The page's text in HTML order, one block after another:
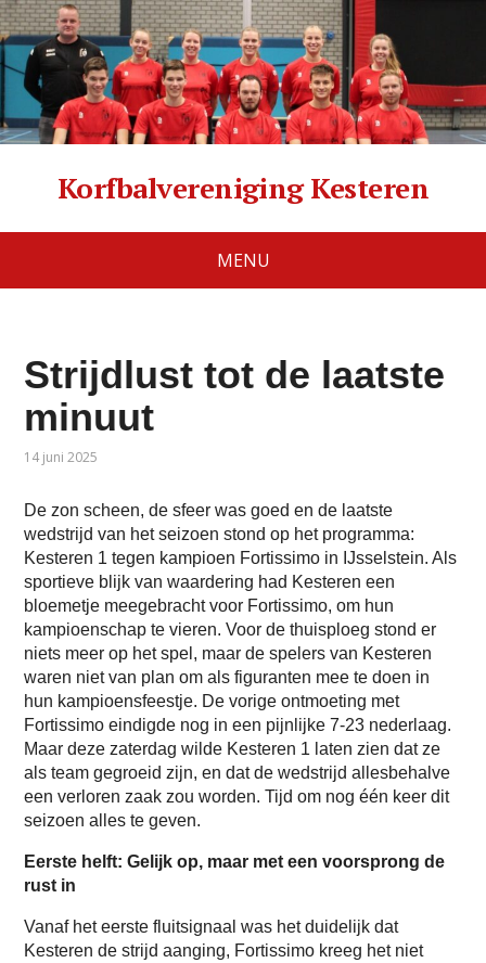
Korfbalvereniging Kesteren
MENU
Strijdlust tot de laatste
minuut
14 juni 2025
De zon scheen, de sfeer was goed en de laatste
wedstrijd van het seizoen stond op het programma:
Kesteren 1 tegen kampioen Fortissimo in IJsselstein. Als
sportieve blijk van waardering had Kesteren een
bloemetje meegebracht voor Fortissimo, om hun
kampioenschap te vieren. Voor de thuisploeg stond er
niets meer op het spel, maar de spelers van Kesteren
waren niet van plan om als figuranten mee te doen in
hun kampioensfeestje. De vorige ontmoeting met
Fortissimo eindigde nog in een pijnlijke 7-23 nederlaag.
Maar deze zaterdag wilde Kesteren 1 laten zien dat ze
als team gegroeid zijn, en dat de wedstrijd allesbehalve
een verloren zaak zou worden. Tijd om nog één keer dit
seizoen alles te geven.
Eerste helft: Gelijk op, maar met een voorsprong de
rust in
Vanaf het eerste fluitsignaal was het duidelijk dat
Kesteren de strijd aanging, Fortissimo kreeg het niet